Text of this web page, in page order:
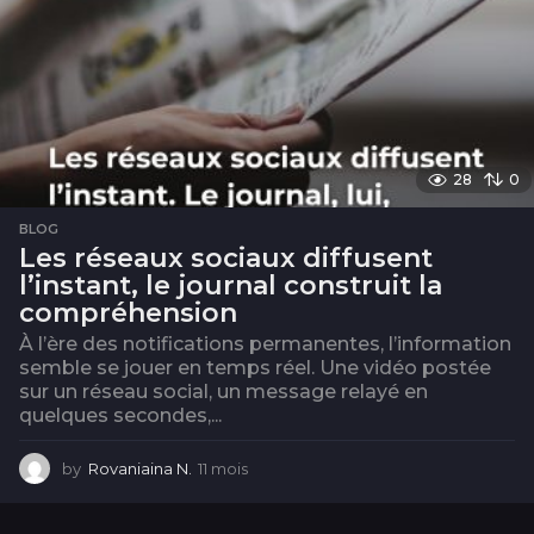
28 0
BLOG
Les réseaux sociaux diffusent
l’instant, le journal construit la
compréhension
À l’ère des notifications permanentes, l’information
semble se jouer en temps réel. Une vidéo postée
sur un réseau social, un message relayé en
quelques secondes,...
by Rovaniaina N. 11 mois